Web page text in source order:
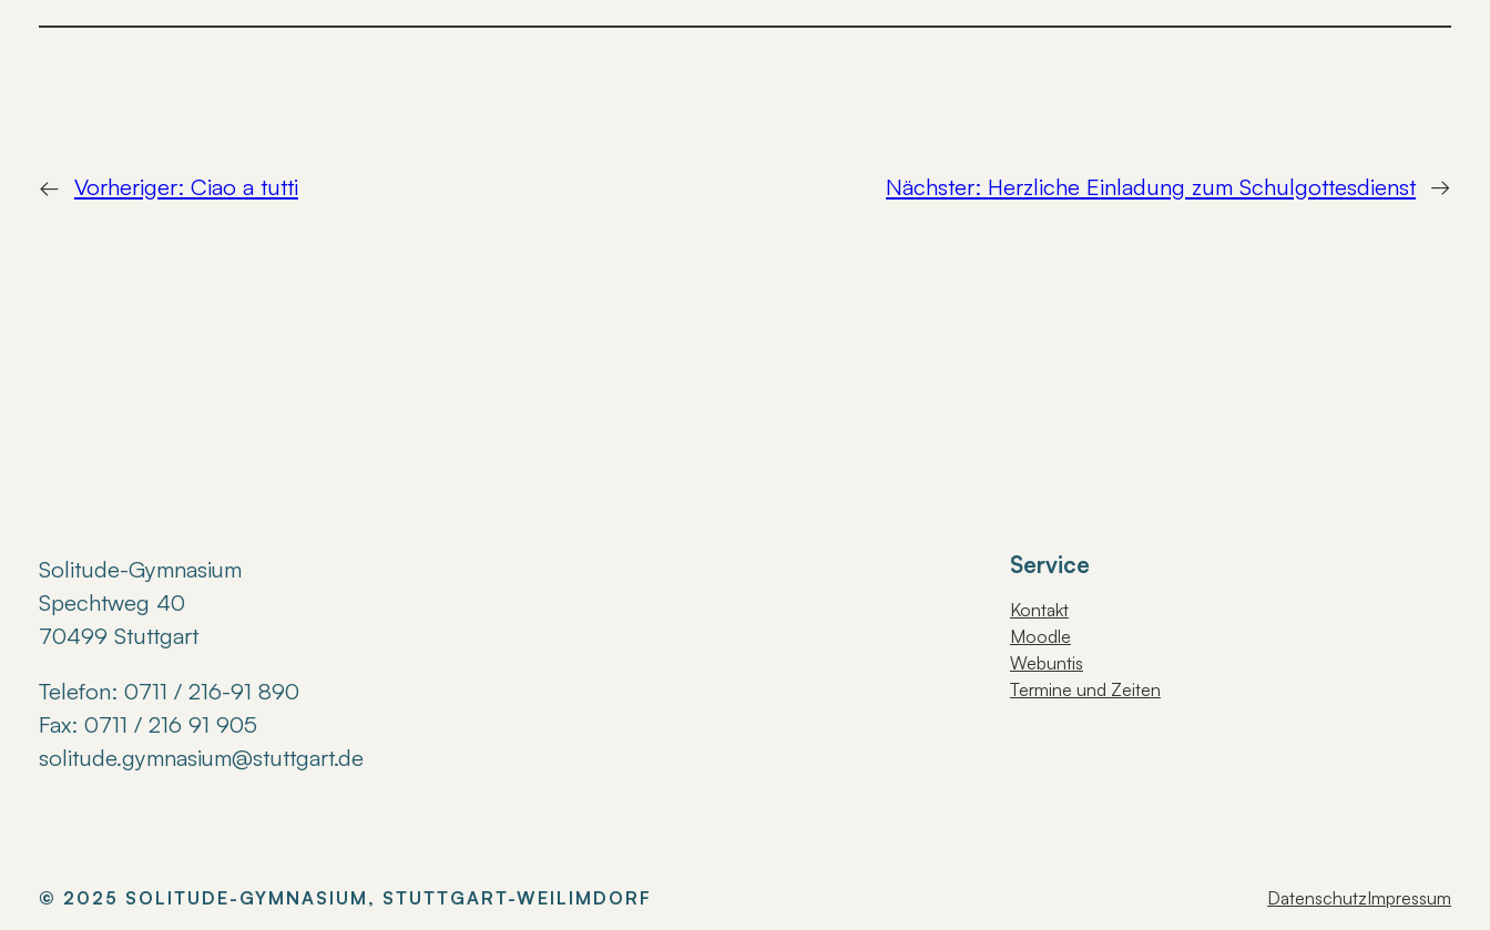
← Vorheriger: Ciao a tutti Nächster: Herzliche Einladung zum Schulgottesdienst →
Solitude-Gymnasium
Spechtweg 40
70499 Stuttgart
Telefon: 0711 / 216-91 890
Fax: 0711 / 216 91 905
solitude.gymnasium@stuttgart.de
Service
Kontakt
Moodle
Webuntis
Termine und Zeiten
© 2025 SOLITUDE-GYMNASIUM, STUTTGART-WEILIMDORF DatenschutzImpressum